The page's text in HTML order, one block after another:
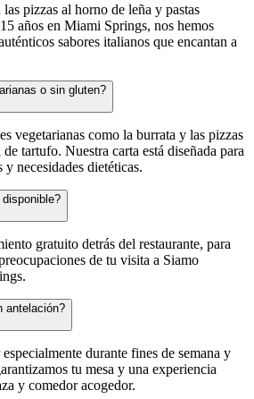
pizzas al horno de leña y pastas
años en Miami Springs, nos hemos
sabores italianos que encantan a
o sin gluten?
vegetarianas como la burrata y las pizzas
tartufo. Nuestra carta está diseñada para
necesidades dietéticas.
gratuito detrás del restaurante, para
de tu visita a Siamo
antelación?
durante fines de semana y
tu mesa y una experiencia
y comedor acogedor.